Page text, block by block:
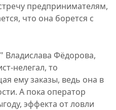
предпринимателям,
что она борется с
Фёдорова,
нелегал, то
ему заказы, ведь она в
А пока оператор
эффекта от ловли